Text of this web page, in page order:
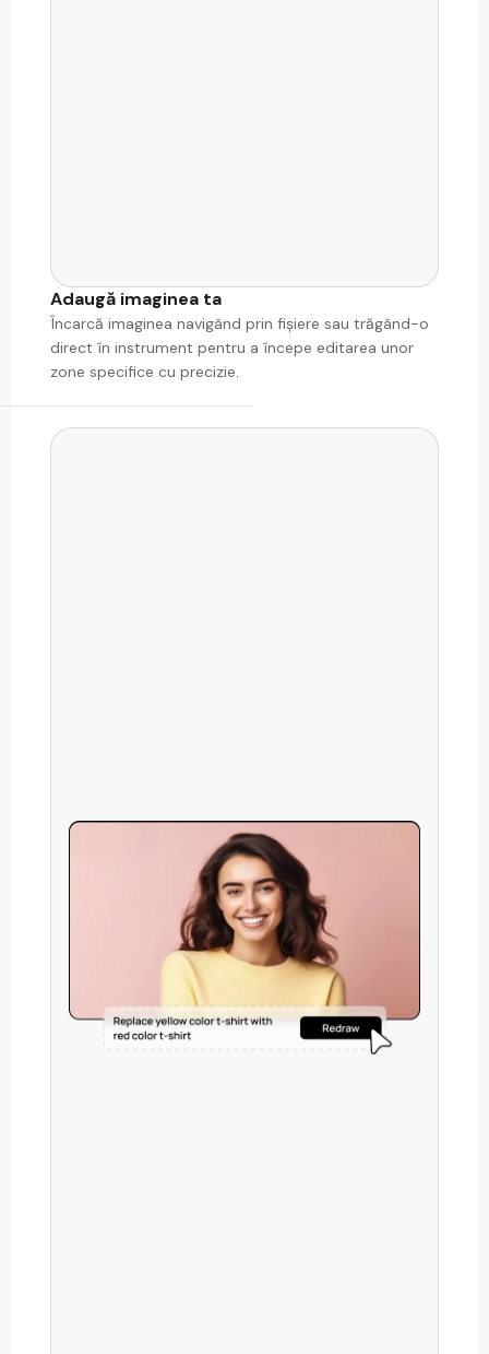
Adaugă imaginea ta
Încarcă imaginea navigând prin fișiere sau trăgând-o
direct în instrument pentru a începe editarea unor
zone specifice cu precizie.